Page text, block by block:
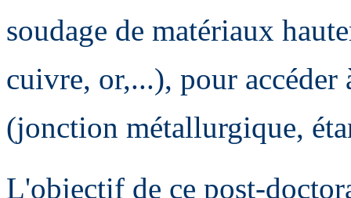
soudage de matériaux
cuivre, or,...), pour
(jonction métallurgique,
L'objectif de ce post-